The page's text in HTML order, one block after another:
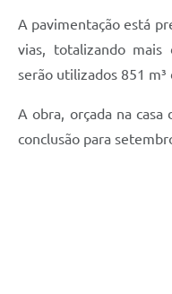
A pavimentação está
vias, totalizando mais
serão utilizados 851
A obra, orçada na
conclusão para